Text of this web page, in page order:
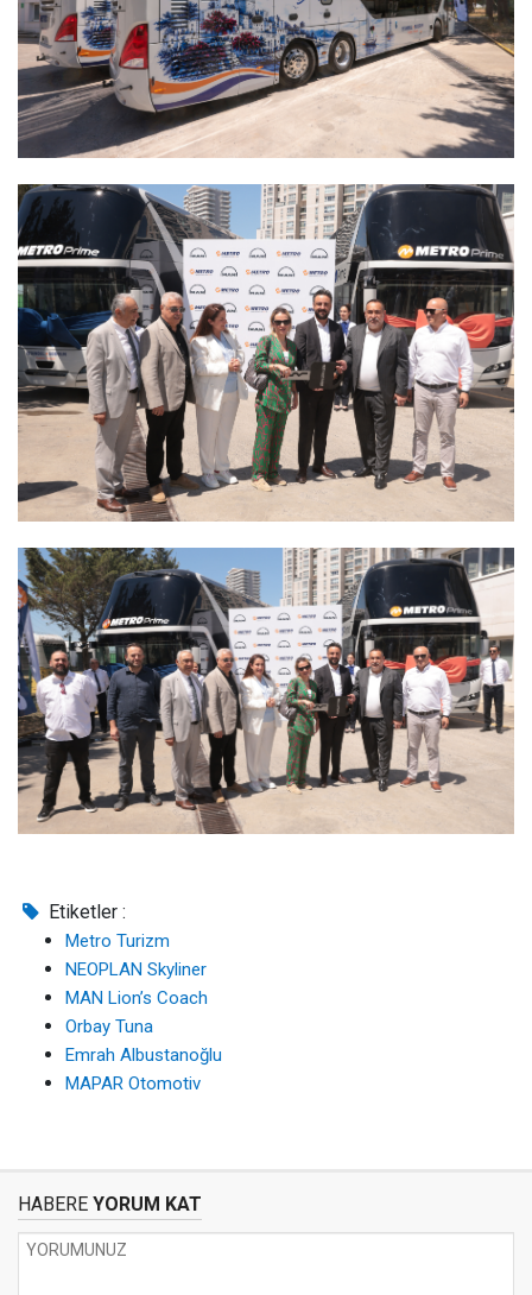
Etiketler :
Metro Turizm
NEOPLAN Skyliner
MAN Lion’s Coach
Orbay Tuna
Emrah Albustanoğlu
MAPAR Otomotiv
HABERE YORUM KAT